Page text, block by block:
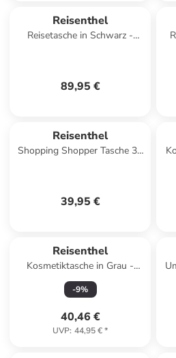
Reisenthel
Reisetasche in Schwarz -
89,95 €
Reisenthel
Shopping Shopper Tasche 33
39,95 €
Reisenthel
Kosmetiktasche in Grau -
(B)27 x (H)18 x (T)17 cm
-9%
40,46 €
UVP: 44,95 €*